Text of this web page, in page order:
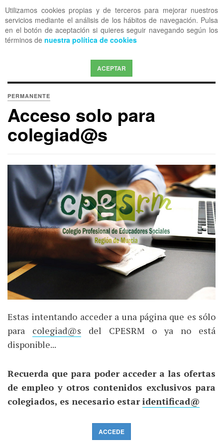
Utilizamos cookies propias y de terceros para mejorar nuestros
servicios mediante el análisis de los hábitos de navegación. Pulsa
en el botón de aceptación si quieres seguir navegando según los
términos de nuestra política de cookies
ACEPTAR
OFF CANVAS
PERMANENTE
Acceso solo para
colegiad@s
Estas intentando acceder a una página que es sólo
para colegiad@s del CPESRM o ya no está
disponible...
Recuerda que para poder acceder a las ofertas
de empleo y otros contenidos exclusivos para
colegiados, es necesario estaridentificad@
ACCEDE